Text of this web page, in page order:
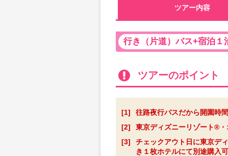
ツアー内容
行き（片道）バス+宿泊
ツアーのポイント
[1]
往路夜行バスだから開園時
[2]
東京ディズニーリゾート®
[3]
チェックアウト日に東京デ
き１枚ホテルにて別途購入